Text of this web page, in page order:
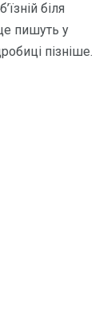
біля
пишуть у
пізніше.